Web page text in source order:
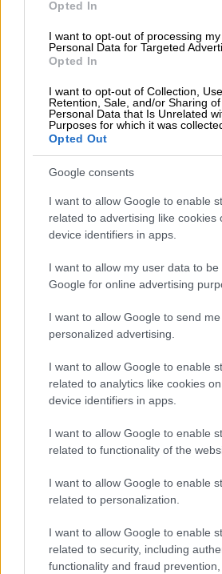
Opted In
I want to opt-out of processing my
Personal Data for Targeted
Opted In
I want to opt-out of Collection, Use,
Retention, Sale, and/or Sharing
Personal Data that Is Unrelated
Purposes for which it was
Opted Out
Google consents
I want to allow Google to enable
related to advertising like cookies
device identifiers in apps.
I want to allow my user data to be
Google for online advertising
I want to allow Google to send me
personalized advertising.
I want to allow Google to enable
related to analytics like cookies
device identifiers in apps.
I want to allow Google to enable
related to functionality of the
I want to allow Google to enable
related to personalization.
I want to allow Google to enable
related to security, including
functionality and fraud
Πολιτική|22.06.2023 20:52
Δημοσκόπηση Pulse: Η
ΣΥΡΙΖΑ και τα σενάρια
εδρών - Τι θέλουν οι
προκύψει αυτοδυναμία
ημέρες πριν από τις
Πολιτική|22.06.2023 20:10